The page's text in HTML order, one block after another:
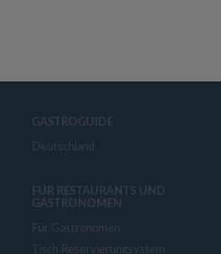
GASTROGUIDE
Deutschland
FÜR RESTAURANTS UND
GASTRONOMEN
Für Gastronomen
Tisch Reservierungsystem